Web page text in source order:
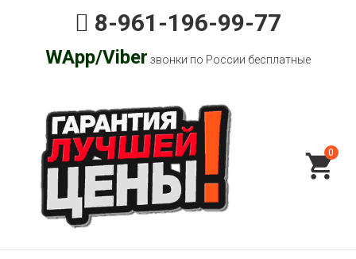
8-961-196-99-77
WApp/Viber звонки по России бесплатные
0